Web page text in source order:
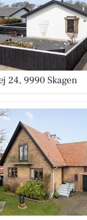
24, 9990 Skagen